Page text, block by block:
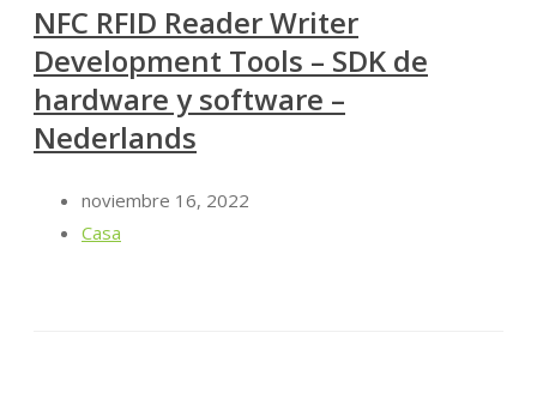
NFC RFID Reader Writer
Development Tools – SDK de
hardware y software –
Nederlands
noviembre 16, 2022
Casa